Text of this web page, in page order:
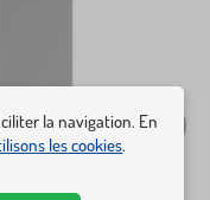
la navigation. En
les cookies.